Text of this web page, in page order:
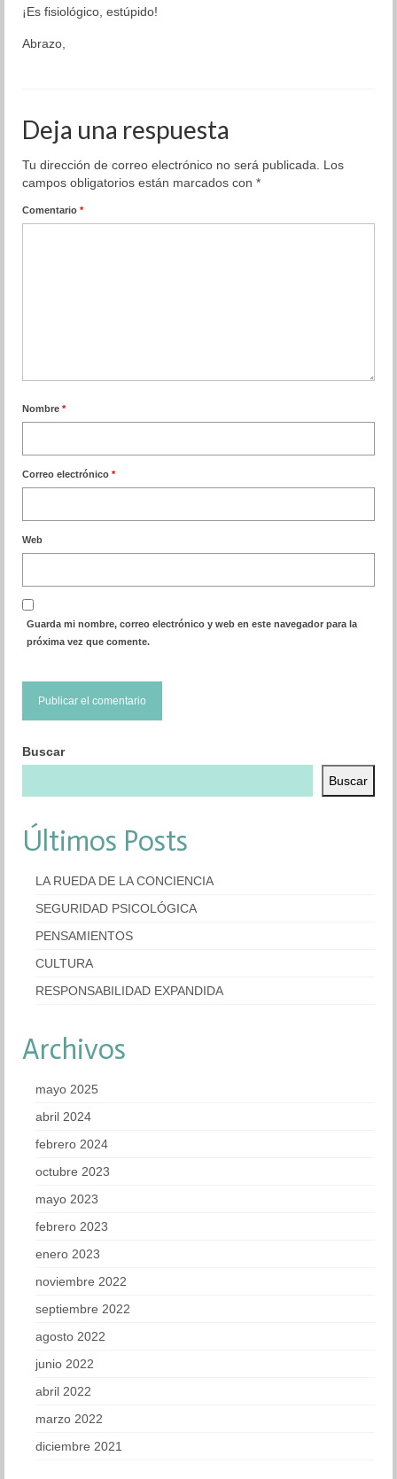
¡Es fisiológico, estúpido!
Abrazo,
Deja una respuesta
Tu dirección de correo electrónico no será publicada.
Los
campos obligatorios están marcados con *
Comentario *
Nombre *
Correo electrónico *
Web
Guarda mi nombre, correo electrónico y web en este navegador para la
próxima vez que comente.
Buscar
Buscar
Últimos Posts
LA RUEDA DE LA CONCIENCIA
SEGURIDAD PSICOLÓGICA
PENSAMIENTOS
CULTURA
RESPONSABILIDAD EXPANDIDA
Archivos
mayo 2025
abril 2024
febrero 2024
octubre 2023
mayo 2023
febrero 2023
enero 2023
noviembre 2022
septiembre 2022
agosto 2022
junio 2022
abril 2022
marzo 2022
diciembre 2021